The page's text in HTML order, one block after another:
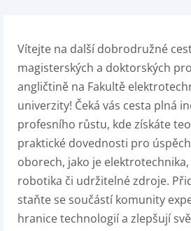
Vítejte na další dobrodružné
magisterských a doktorských
angličtině na Fakultě
univerzity! Čeká vás cesta plná
profesního růstu, kde získáte
praktické dovednosti pro
oborech, jako je
robotika či udržitelné zdroje.
staňte se součástí komunity
hranice technologií a zlepšují